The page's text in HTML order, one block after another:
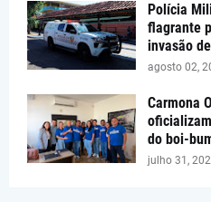
Polícia
flagrante
invasão
agosto 02,
Carmona
do boi-
julho 31,